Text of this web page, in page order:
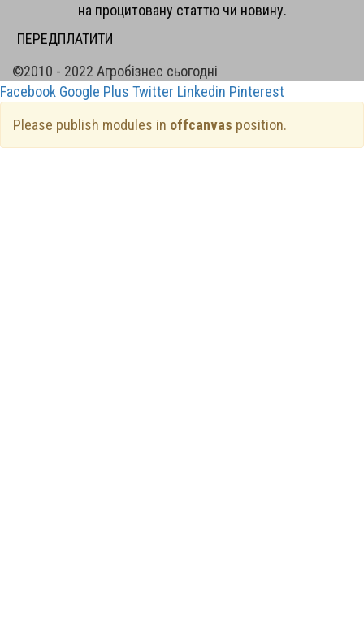
на процитовану статтю чи новину.
ПЕРЕДПЛАТИТИ
©2010 - 2022 Агробізнес сьогодні
Facebook Google Plus Twitter Linkedin Pinterest
Please publish modules in offcanvas position.